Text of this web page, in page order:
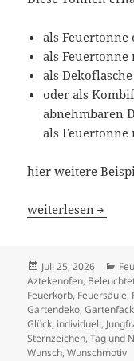
als Feuertonne
als
als
oder als
abnehmbaren
als Feuertonne
hier weitere
Feuertonne Tag
weiterlesen
Veröffentlicht
am
Juli 25, 2026
Aztekenofen,
Feuerkorb, Feuersäule,
Gartendeko,
Glück, individuell,
Sternzeichen,Tag und
Wunsch,Wunschmotiv